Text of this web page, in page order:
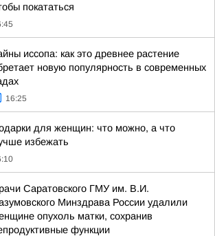
покататься
иссопа: как это древнее растение
новую популярность в современных
16:25
для женщин: что можно, а что
избежать
Саратовского ГМУ им. В.И.
Минздрава России удалили
опухоль матки, сохранив
функции